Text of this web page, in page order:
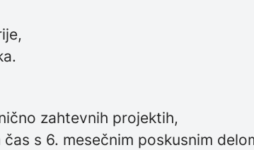
zahtevnih projektih,
s 6. mesečnim poskusnim